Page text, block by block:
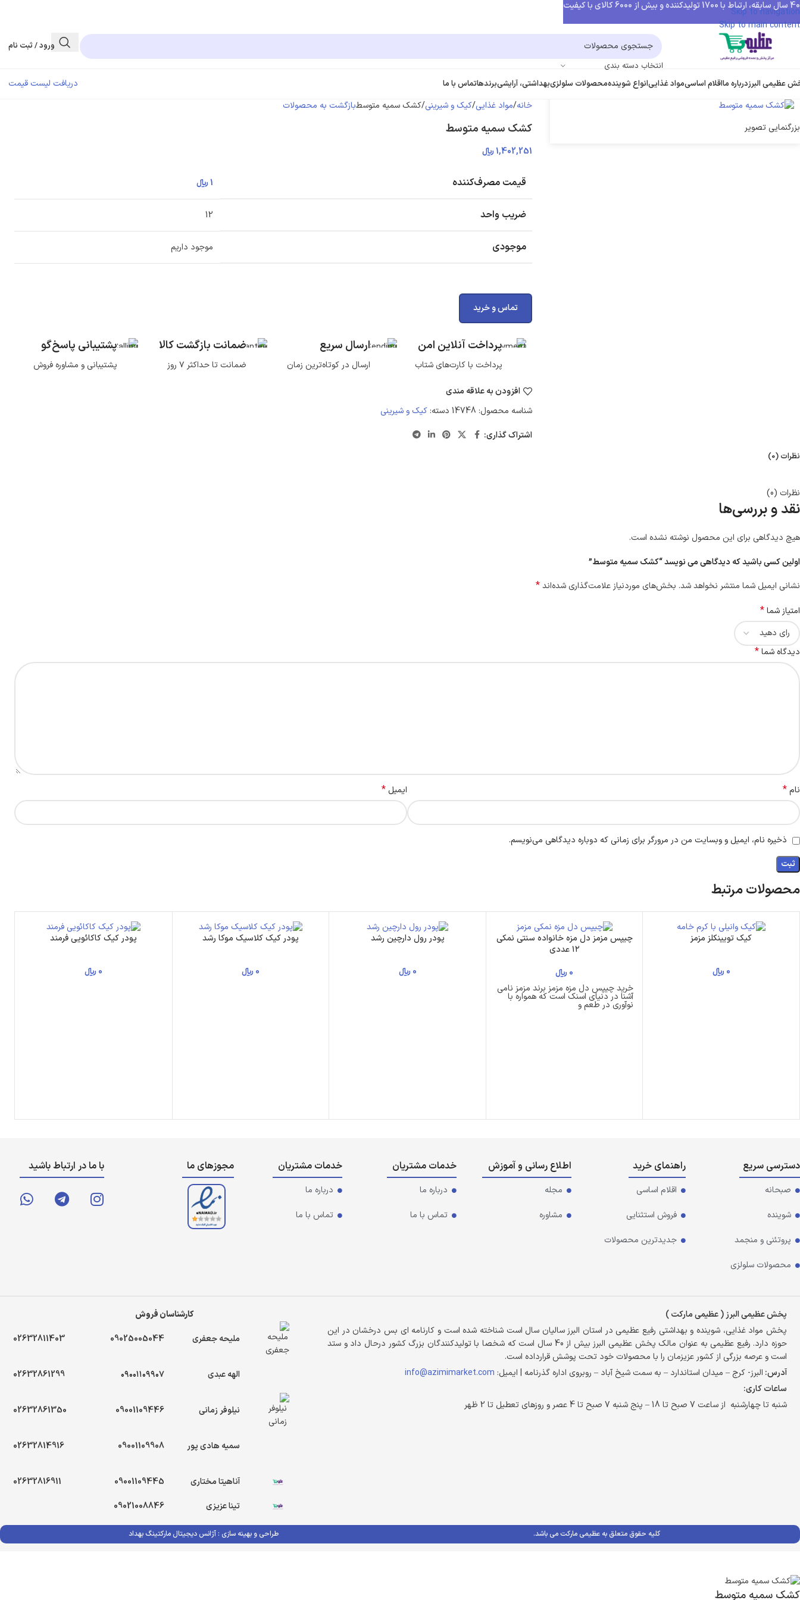
Skip to navigation
Skip to main content
انتخاب دسته بندی
ورود / ثبت نام
عظیمی البرزدرباره مااقلام اساسیمواد غذاییانواع شویندهمحصولات سلولزیبهداشتی، آرایشیبرندهاتماس با ما دریافت لیست قیمت
بزرگنمایی تصویر
خانه مواد غذایی کیک و شیرینی کشک سمیه متوسطبازگشت به محصولات
کشک سمیه متوسط
1,402,251﷼
قیمت مصرف‌کننده 1﷼
ضریب واحد 12
موجودی موجود داریم
تماس و خرید
پرداخت آنلاین امن
پرداخت با کارت‌های شتاب
ارسال سریع
ارسال در کوتاه‌ترین زمان
ضمانت بازگشت کالا
ضمانت تا حداکثر ۷ روز
پشتیبانی پاسخ‌گو
پشتیبانی و مشاوره فروش
افزودن به علاقه مندی
شناسه محصول: 14748 دسته: کیک و شیرینی
اشتراک گذاری:
نظرات (0)
نظرات (0)
نقد و بررسی‌ها
هیچ دیدگاهی برای این محصول نوشته نشده است.
اولین کسی باشید که دیدگاهی می نویسد “کشک سمیه متوسط”
نشانی ایمیل شما منتشر نخواهد شد. بخش‌های موردنیاز علامت‌گذاری شده‌اند*
امتیاز شما*
دیدگاه شما*
نام* ایمیل *
ذخیره نام، ایمیل و وبسایت من در مرورگر برای زمانی که دوباره دیدگاهی می‌نویسم.
محصولات مرتبط
کیک تویینکلز مزمز
0 ﷼
چیپس مزمز دل مزه خانواده سنتی نمکی
۱۲ عددی
0 ﷼
خرید چیپس دل مزه مزمز برند مزمز نامی
آشنا در دنیای اسنک است که همواره با
نوآوری در طعم و
پودر رول دارچین رشد
0 ﷼
پودر کیک کلاسیک موکا رشد
0 ﷼
پودر کیک کاکائویی فرمند
0 ﷼
دسترسی سریع
صبحانه
شوینده
پروتئنی و منجمد
محصولات سلولزی
راهنمای خرید
اقلام اساسی
فروش استثنایی
جدیدترین محصولات
اطلاع رسانی و آموزش
مجله
مشاوره
خدمات مشتریان
درباره ما
تماس با ما
خدمات مشتریان
درباره ما
تماس با ما
مجوزهای ما با ما در ارتباط باشید
پخش عظیمی البرز ( عظیمی مارکت )
پخش مواد غذایی، شوینده و بهداشتی رفیع عظیمی در استان البرز سالیان سال است شناخته شده است و کارنامه ای بس درخشان در این
حوزه دارد. رفیع عظیمی به عنوان مالک پخش عظیمی البرز بیش از 40 سال است که شخصا با تولیدکنندگان بزرگ کشور درحال داد و ستد
است و عرصه بزرگی از کشور عزیزمان را با محصولات خود تحت پوشش قرارداده است.
آدرس: البرز- کرج – میدان استاندارد – به سمت شیخ آباد – روبروی اداره گذرنامه | ایمیل: info@azimimarket.com
ساعات کاری:
شنبه تا چهارشنبه از ساعت 7 صبح تا 18 – پنج شنبه 7 صبح تا 4 عصر و روزهای تعطیل تا 2 ظهر
کارشناسان فروش
ملیحه جعفری
09025005044
02632811403
الهه عبدی ۰۹۰۰۱۱۰۹۹۰۷ 02632861299
نیلوفر زمانی 09001109446
02632861350
سمیه هادی پور 09001109908
02632814916
آناهیتا مختاری 09001109445
02632816911
تینا عزیزی
09021008846
کلیه حقوق متعلق به عظیمی مارکت می باشد. طراحی و بهینه سازی : آژانس دیجیتال مارکتینگ بهداد
40 سال سابقه، ارتباط با 1700 تولیدکننده و بیش از 6000 کالای با کیفیت
کشک سمیه متوسط